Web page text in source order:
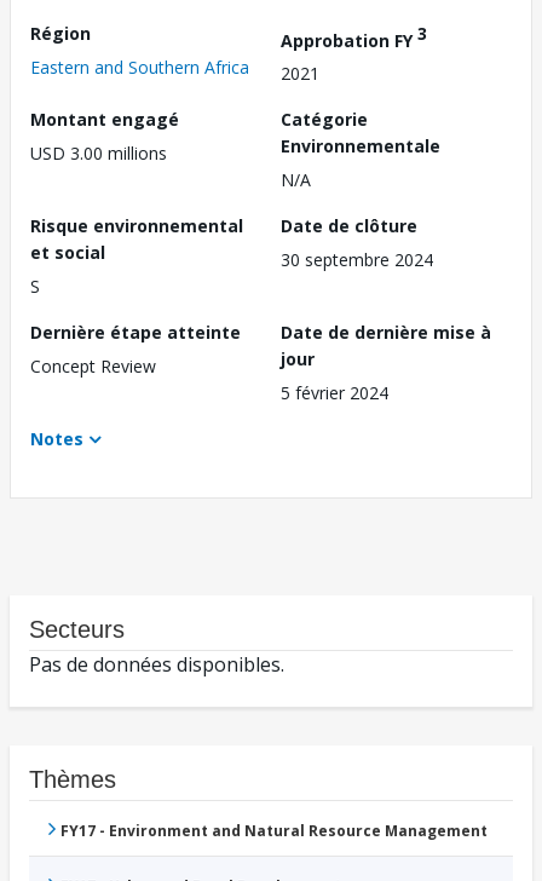
Région
Eastern and Southern Africa
Approbation FY3
2021
Montant engagé
USD 3.00 millions
Catégorie
Environnementale
N/A
Risque environnemental
et social
S
Date de clôture
30 septembre 2024
Dernière étape atteinte
Concept Review
Date de dernière mise à
jour
5 février 2024
Notes
Secteurs
Pas de données disponibles.
Thèmes
FY17 - Environment and Natural Resource Management